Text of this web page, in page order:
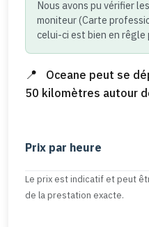
Nous avons pu vérifier
moniteur (Carte
celui-ci est bien en
Oceane peut se
50 kilomètres autour
Prix par heure
Le prix est indicatif et peut
de la prestation exacte.